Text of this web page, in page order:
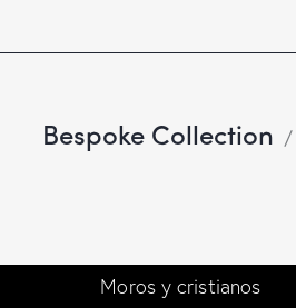
Bespoke Collection
Moros y cristianos